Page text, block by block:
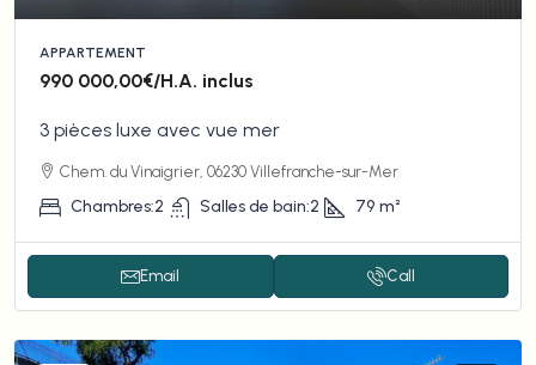
APPARTEMENT
990 000,00€/H.A. inclus
3 pièces luxe avec vue mer
Chem. du Vinaigrier, 06230 Villefranche-sur-Mer
Chambres:2 Salles de bain:2 79 m²
Email Call